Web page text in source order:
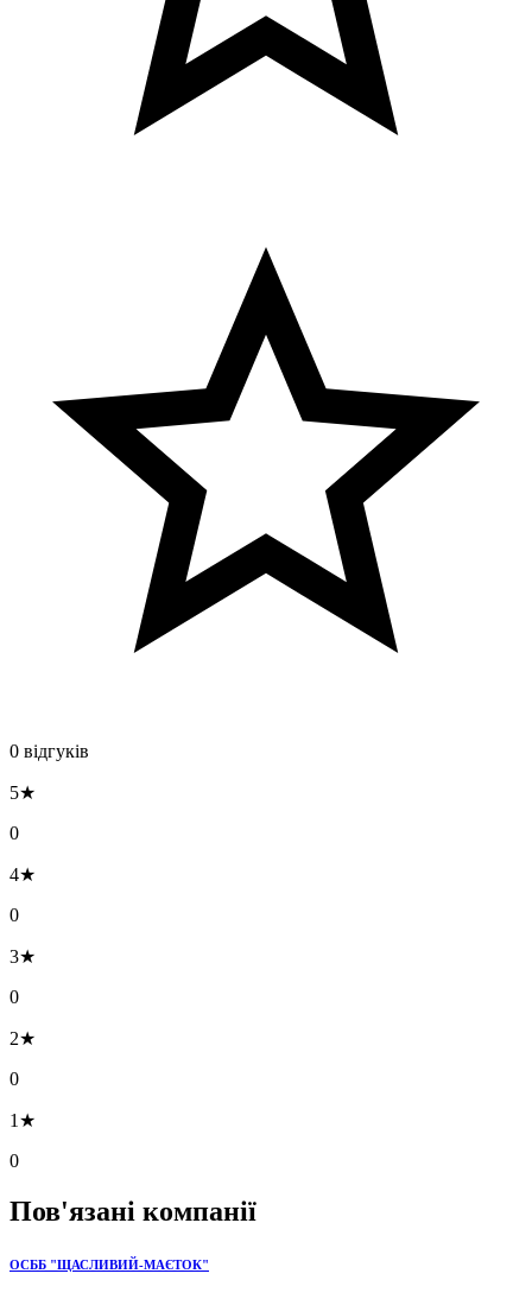
0 відгуків
5★
0
4★
0
3★
0
2★
0
1★
0
Пов'язані компанії
ОСББ "ЩАСЛИВИЙ-МАЄТОК"